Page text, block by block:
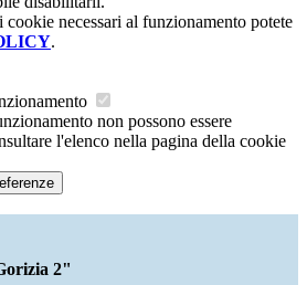
cookie necessari al funzionamento potete
.
non possono essere
l'elenco nella pagina della cookie
2"